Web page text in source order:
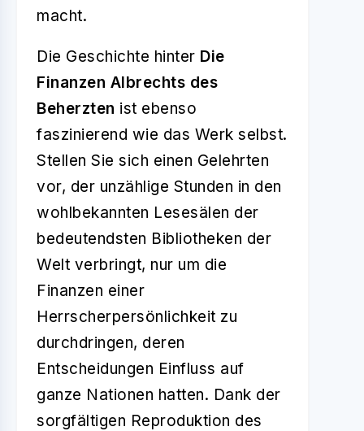
macht.
Die Geschichte hinter Die
Finanzen Albrechts des
Beherzten ist ebenso
faszinierend wie das Werk selbst.
Stellen Sie sich einen Gelehrten
vor, der unzählige Stunden in den
wohlbekannten Lesesälen der
bedeutendsten Bibliotheken der
Welt verbringt, nur um die
Finanzen einer
Herrscherpersönlichkeit zu
durchdringen, deren
Entscheidungen Einfluss auf
ganze Nationen hatten. Dank der
sorgfältigen Reproduktion des